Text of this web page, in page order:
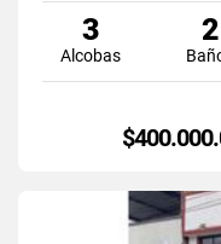
3
Alcobas
2